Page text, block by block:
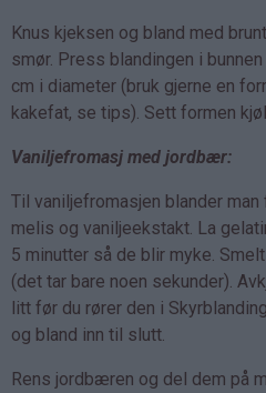
Knus kjeksen og bland med
smør. Press blandingen i
cm i diameter (bruk gjerne en
kakefat, se tips). Sett formen
Vaniljefromasj med jordbær:
Til vaniljefromasjen blander
melis og vaniljeekstakt. La
5 minutter så de blir myke.
(det tar bare noen sekunder).
litt før du rører den i
og bland inn til slutt.
Rens jordbæren og del dem på